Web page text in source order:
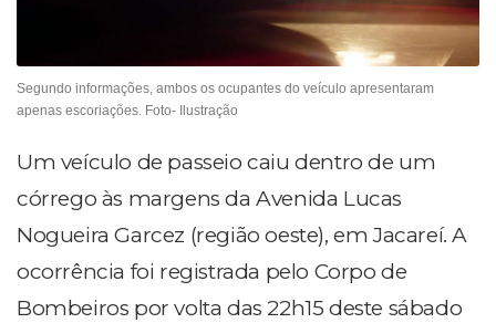
Segundo informações, ambos os ocupantes do veículo apresentaram
apenas escoriações. Foto- Ilustração
Um veículo de passeio caiu dentro de um
córrego às margens da Avenida Lucas
Nogueira Garcez (região oeste), em Jacareí. A
ocorrência foi registrada pelo Corpo de
Bombeiros por volta das 22h15 deste sábado